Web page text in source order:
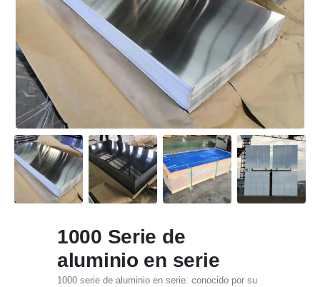
1000 Serie de
aluminio en serie
1000 serie de aluminio en serie: conocido por su